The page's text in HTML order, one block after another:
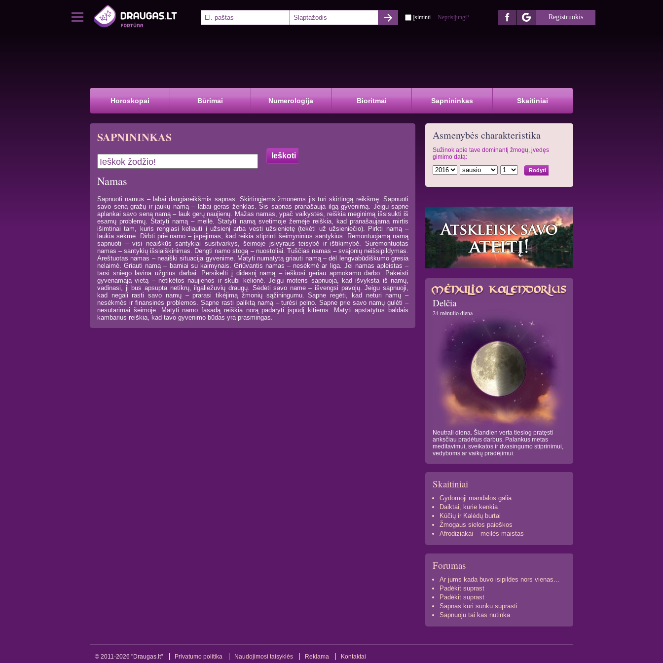
Įsiminti Neprisijungi? Registruokis
Horoskopai Būrimai Numerologija Bioritmai Sapnininkas Skaitiniai
SAPNININKAS
Namas
Sapnuoti namus – labai daugiareikšmis sapnas. Skirtingiems žmonėms jis turi skirtingą reikšmę. Sapnuoti
savo seną gražų ir jaukų namą – labai geras ženklas. Šis sapnas pranašauja ilgą gyvenimą. Jeigu sapne
aplankai savo seną namą – lauk gerų naujienų. Mažas namas, ypač vaikystės, reiškia mėginimą išsisukti iš
esamų problemų. Statyti namą – meilė. Statyti namą svetimoje žemėje reiškia, kad pranašaujama mirtis
išimtinai tam, kuris rengiasi keliauti į užsienį arba vesti užsienietę (tekėti už užsieniečio). Pirkti namą –
laukia sėkmė. Dirbti prie namo – įspėjimas, kad reikia stiprinti šeimyninius santykius. Remontuojamą namą
sapnuoti – visi neaiškūs santykiai susitvarkys, šeimoje įsivyraus teisybė ir ištikimybė. Suremontuotas
namas – santykių išsiaiškinimas. Dengti namo stogą – nuostoliai. Tuščias namas – svajonių neišsipildymas.
Areštuotas namas – neaiški situacija gyvenime. Matyti numatytą griauti namą – dėl lengvabūdiškumo gresia
nelaimė. Griauti namą – barniai su kaimynais. Griūvantis namas – nesėkmė ar liga. Jei namas apleistas –
tarsi sniego lavina užgrius darbai. Persikelti į didesnį namą – ieškosi geriau apmokamo darbo. Pakeisti
gyvenamąją vietą – netikėtos naujienos ir skubi kelionė. Jeigu moteris sapnuoja, kad išvyksta iš namų,
vadinasi, ji bus apsupta netikrų, ilgaliežuvių draugų. Sėdėti savo name – išvengsi pavojų. Jeigu sapnuoji,
kad negali rasti savo namų – prarasi tikėjimą žmonių sąžiningumu. Sapne regėti, kad neturi namų –
nesėkmės ir finansinės problemos. Sapne rasti paliktą namą – turėsi pelno. Sapne prie savo namų gulėti –
nesutarimai šeimoje. Matyti namo fasadą reiškia norą padaryti įspūdį kitiems. Matyti apstatytus baldais
kambarius reiškia, kad tavo gyvenimo būdas yra prasmingas.
Asmenybės charakteristika
Sužinok apie tave dominantį žmogų, įvedęs
gimimo datą:
Delčia
24 mėnulio diena
Neutrali diena. Šiandien verta tiesiog pratęsti
anksčiau pradėtus darbus. Palankus metas
meditavimui, sveikatos ir dvasingumo stiprinimui,
vedyboms ar vaikų pradėjimui.
Skaitiniai
Gydomoji mandalos galia
Daiktai, kurie kenkia
Kūčių ir Kalėdų burtai
Žmogaus sielos paieškos
Afrodiziakai – meilės maistas
Forumas
Ar jums kada buvo isipildes nors vienas...
Padėkit suprast
Padėkit suprast
Sapnas kuri sunku suprasti
Sapnuoju tai kas nutinka
© 2011-2026 "Draugas.lt" Privatumo politika Naudojimosi taisyklės Reklama Kontaktai